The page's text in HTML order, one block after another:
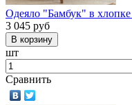
Одеяло "Бамбук" в
3 045 руб
шт
Сравнить